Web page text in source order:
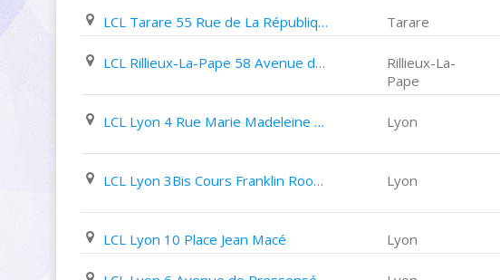
LCL Tarare 55 Rue de La République Tarare
LCL Rillieux-La-Pape 58 Avenue de L'europe
Rillieux-La-
Pape
LCL Lyon 4 Rue Marie Madeleine Fourcade Lyon
LCL Lyon 3Bis Cours Franklin Roosevelt Lyon
LCL Lyon 10 Place Jean Macé Lyon